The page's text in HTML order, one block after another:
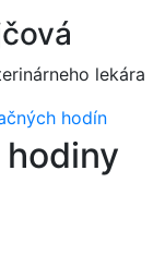
lekára
hodín